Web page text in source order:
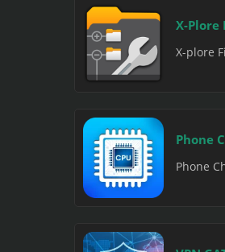
X-Plore
X-plore
Phone
Phone